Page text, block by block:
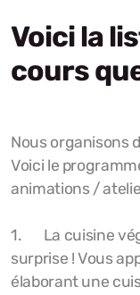
Voici la
cours
Nous organisons
Voici le
animations /
1.
La cuisine
surprise ! Vous
élaborant une
Cours
Cours 2025-2026
Cours 2023-2024
Manifestations
Sortie